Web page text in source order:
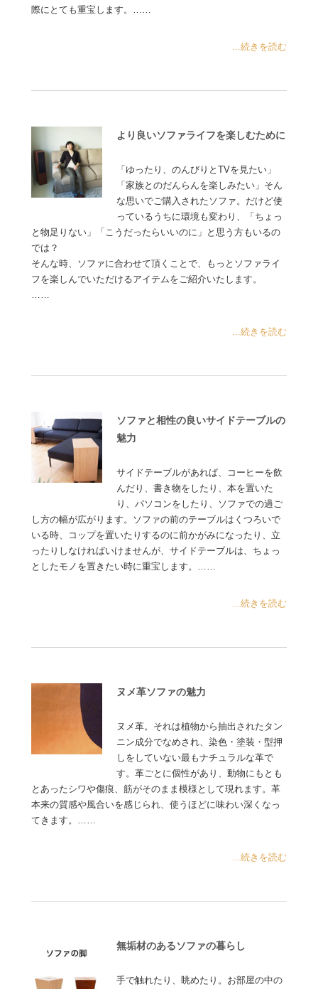
際にとても重宝します。……
...続きを読む
より良いソファライフを楽しむために
「ゆったり、のんびりとTVを見たい」
「家族とのだんらんを楽しみたい」そん
な思いでご購入されたソファ。だけど使
っているうちに環境も変わり、「ちょっ
と物足りない」「こうだったらいいのに」と思う方もいるの
では？
そんな時、ソファに合わせて頂くことで、もっとソファライ
フを楽しんでいただけるアイテムをご紹介いたします。
……
...続きを読む
ソファと相性の良いサイドテーブルの
魅力
サイドテーブルがあれば、コーヒーを飲
んだり、書き物をしたり、本を置いた
り、パソコンをしたり、ソファでの過ご
し方の幅が広がります。ソファの前のテーブルはくつろいで
いる時、コップを置いたりするのに前かがみになったり、立
ったりしなければいけませんが、サイドテーブルは、ちょっ
としたモノを置きたい時に重宝します。……
...続きを読む
ヌメ革ソファの魅力
ヌメ革。それは植物から抽出されたタン
ニン成分でなめされ、染色・塗装・型押
しをしていない最もナチュラルな革で
す。革ごとに個性があり、動物にもとも
とあったシワや傷痕、筋がそのまま模様として現れます。革
本来の質感や風合いを感じられ、使うほどに味わい深くなっ
てきます。……
...続きを読む
無垢材のあるソファの暮らし
手で触れたり、眺めたり。お部屋の中の